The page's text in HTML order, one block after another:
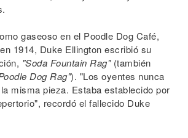
gaseoso en el Poodle Dog Café,
1914, Duke Ellington escribió su
"Soda Fountain Rag"(también
Dog Rag"). "Los oyentes nunca
misma pieza. Estaba establecido por
recordó el fallecido Duke